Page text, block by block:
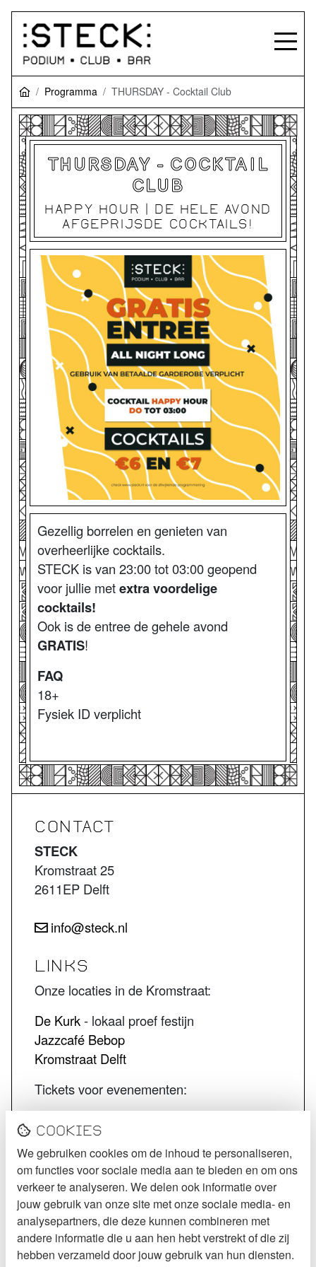
Programma THURSDAY - Cocktail Club
THURSDAY - COCKTAIL
CLUB
HAPPY HOUR | DE HELE AVOND
AFGEPRIJSDE COCKTAILS!
Gezellig borrelen en genieten van
overheerlijke cocktails.
STECK is van 23:00 tot 03:00 geopend
voor jullie metextra voordelige
cocktails!
Ook is de entree de gehele avond
GRATIS!
FAQ
18+
Fysiek ID verplicht
CONTACT
STECK
Kromstraat 25
2611EP Delft
info@steck.nl
LINKS
Onze locaties in de Kromstraat:
De Kurk- lokaal proef festijn
Jazzcafé Bebop
Kromstraat Delft
Tickets voor evenementen:
De Kurk tickets
Jazzcafé Bebop tickets
VOLG STECK
Instagram
Facebook
Cookies
We gebruiken cookies om de inhoud te personaliseren,
om functies voor sociale media aan te bieden en om ons
verkeer te analyseren. We delen ook informatie over
jouw gebruik van onze site met onze sociale media- en
analysepartners, die deze kunnen combineren met
andere informatie die u aan hen hebt verstrekt of die zij
hebben verzameld door jouw gebruik van hun diensten.